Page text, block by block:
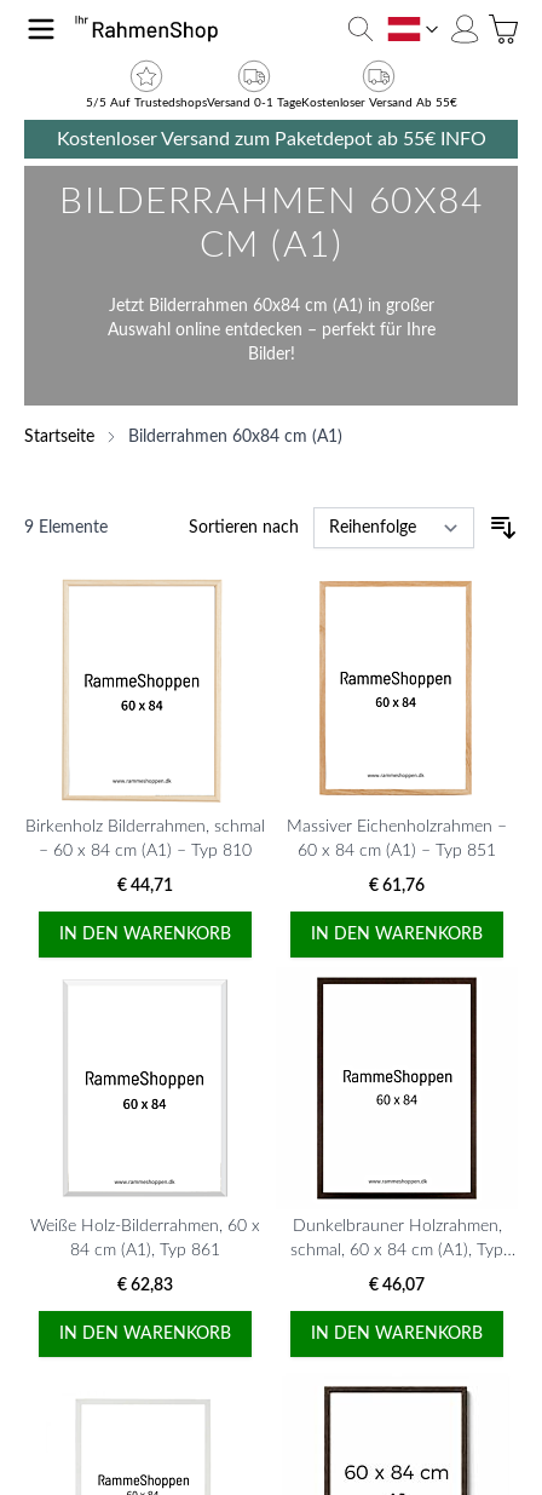
Zum Inhalt springen
AT
5/5 Auf TrustedshopsVersand 0-1 TageKostenloser Versand Ab 55€
Kostenloser Versand zum Paketdepot ab 55€ INFO
BILDERRAHMEN 60X84
CM (A1)
Jetzt Bilderrahmen 60x84 cm (A1) in großer
Auswahl online entdecken – perfekt für Ihre
Bilder!
Startseite Bilderrahmen 60x84 cm (A1)
9 Elemente Sortieren nach
Birkenholz Bilderrahmen, schmal
– 60 x 84 cm (A1) – Typ 810
€ 44,71
IN DEN WARENKORB
Massiver Eichenholzrahmen –
60 x 84 cm (A1) – Typ 851
€ 61,76
IN DEN WARENKORB
Weiße Holz-Bilderrahmen, 60 x
84 cm (A1), Typ 861
€ 62,83
IN DEN WARENKORB
Dunkelbrauner Holzrahmen,
schmal, 60 x 84 cm (A1), Typ
830
€ 46,07
IN DEN WARENKORB